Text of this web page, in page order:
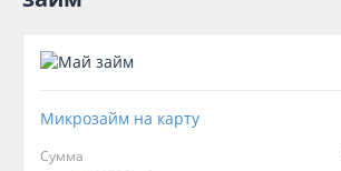
Микрозайм на карту
Сумма